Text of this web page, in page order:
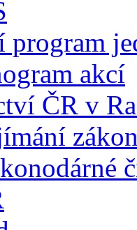
program
akcí
ČR v